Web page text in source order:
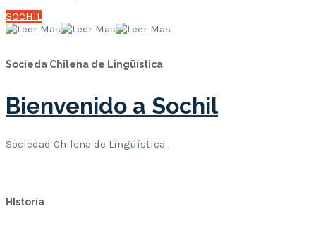
SOCHIL
Socieda Chilena de Lingüística
Bienvenido a Sochil
Sociedad Chilena de Lingüística .
HIstoria